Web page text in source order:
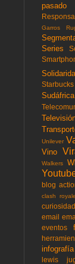
pasado
Garros
Series
Starbucks
Unilever
Vino
Walkers
blog
clash royale
email
eventos
infografía
lewis